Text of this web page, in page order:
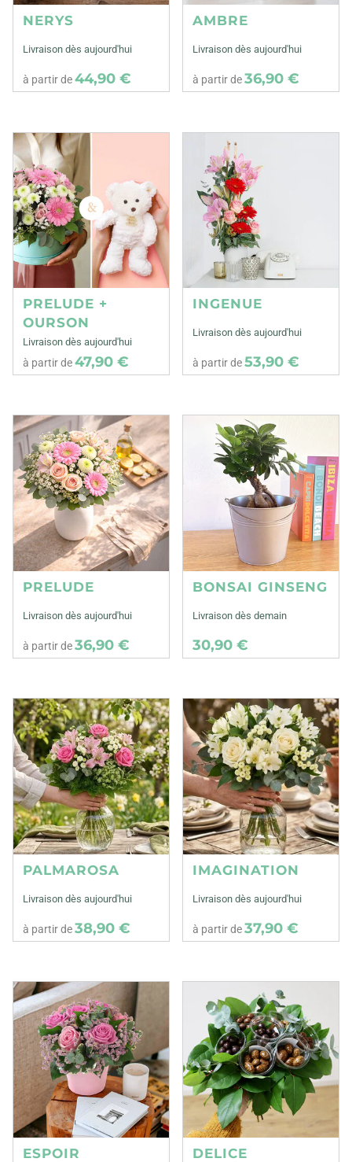
NERYS
Livraison dès aujourd'hui
à partir de44,90 €
AMBRE
Livraison dès aujourd'hui
à partir de36,90 €
PRELUDE +
OURSON
Livraison dès aujourd'hui
à partir de47,90 €
INGENUE
Livraison dès aujourd'hui
à partir de53,90 €
PRELUDE
Livraison dès aujourd'hui
à partir de36,90 €
BONSAI GINSENG
Livraison dès demain
30,90 €
PALMAROSA
Livraison dès aujourd'hui
à partir de38,90 €
IMAGINATION
Livraison dès aujourd'hui
à partir de37,90 €
ESPOIR
DELICE